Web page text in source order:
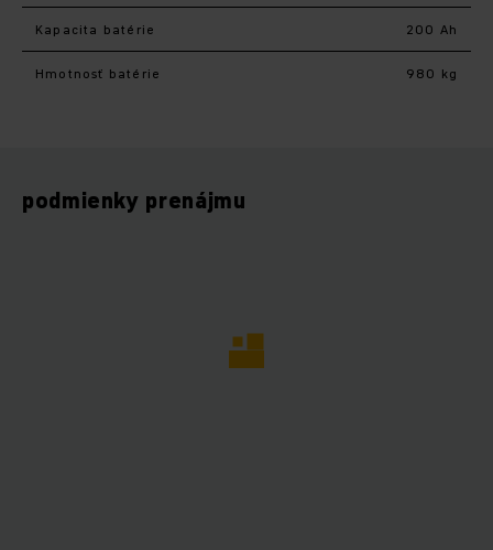
Kapacita batérie 200 Ah
Hmotnosť batérie 980 kg
podmienky prenájmu